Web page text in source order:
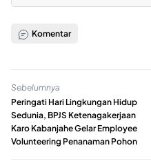
Komentar
Sebelumnya
Peringati Hari Lingkungan Hidup
Sedunia, BPJS Ketenagakerjaan
Karo Kabanjahe Gelar Employee
Volunteering Penanaman Pohon